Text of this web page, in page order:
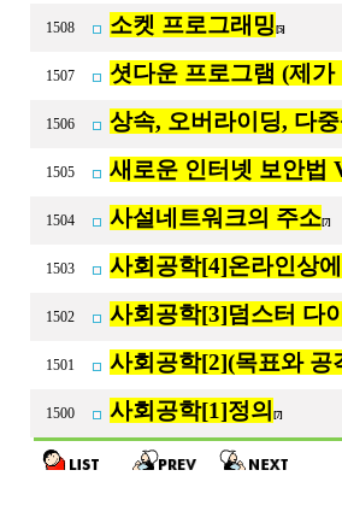
1508 소켓 프로그래밍 [5]
1507 셧다운 프로그램 (제
1506 상속, 오버라이딩, 다
1505 새로운 인터넷 보안법
1504 사설네트워크의 주소[7]
1503 사회공학[4]온라인상
1502 사회공학[3]덤스터 다
1501 사회공학[2](목표와 공
1500 사회공학[1]정의 [7]